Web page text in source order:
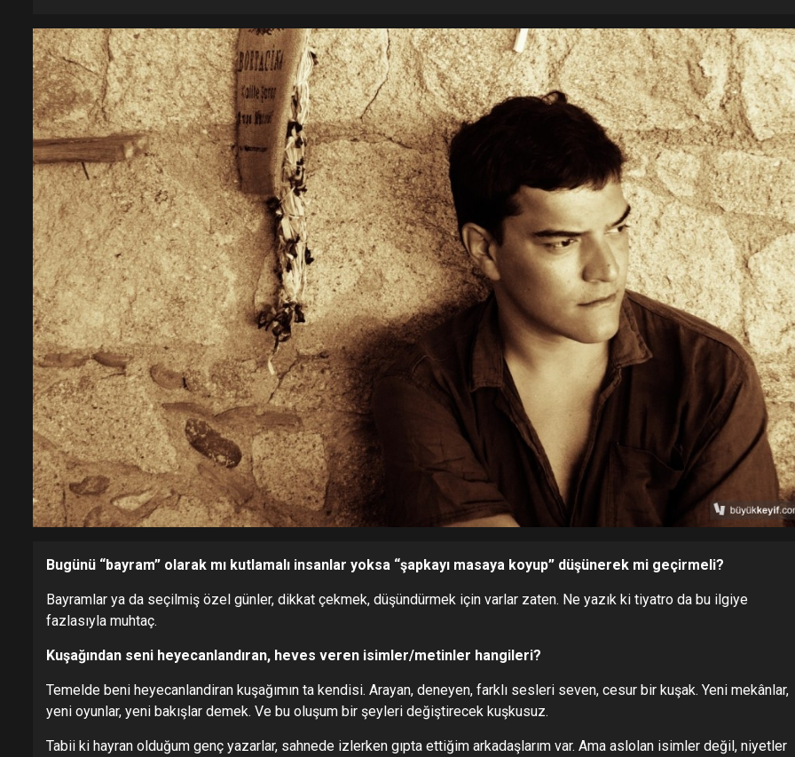
Bugünü “bayram” olarak mı kutlamalı insanlar yoksa “şapkayı masaya koyup” düşünerek mi geçirmeli?
Bayramlar ya da seçilmiş özel günler, dikkat çekmek, düşündürmek için varlar zaten. Ne yazık ki tiyatro da bu ilgiye
fazlasıyla muhtaç.
Kuşağından seni heyecanlandıran, heves veren isimler/metinler hangileri?
Temelde beni heyecanlandiran kuşağımın ta kendisi. Arayan, deneyen, farklı sesleri seven, cesur bir kuşak. Yeni mekânlar,
yeni oyunlar, yeni bakışlar demek. Ve bu oluşum bir şeyleri değiştirecek kuşkusuz.
Tabii ki hayran olduğum genç yazarlar, sahnede izlerken gıpta ettiğim arkadaşlarım var. Ama aslolan isimler değil, niyetler